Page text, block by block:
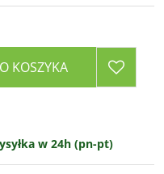
KOSZYKA
w 24h (pn-pt)